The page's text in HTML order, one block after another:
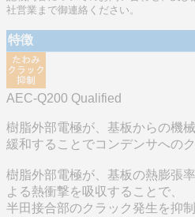
社営業まで御連絡ください。
特徴
AEC-Q200 Qualified
樹脂外部電極が、基板からの機
緩和することでコンデンサへの
樹脂外部電極が、基板の熱膨張
よる熱衝撃を吸収することで、
半田接合部のクラック発生を抑